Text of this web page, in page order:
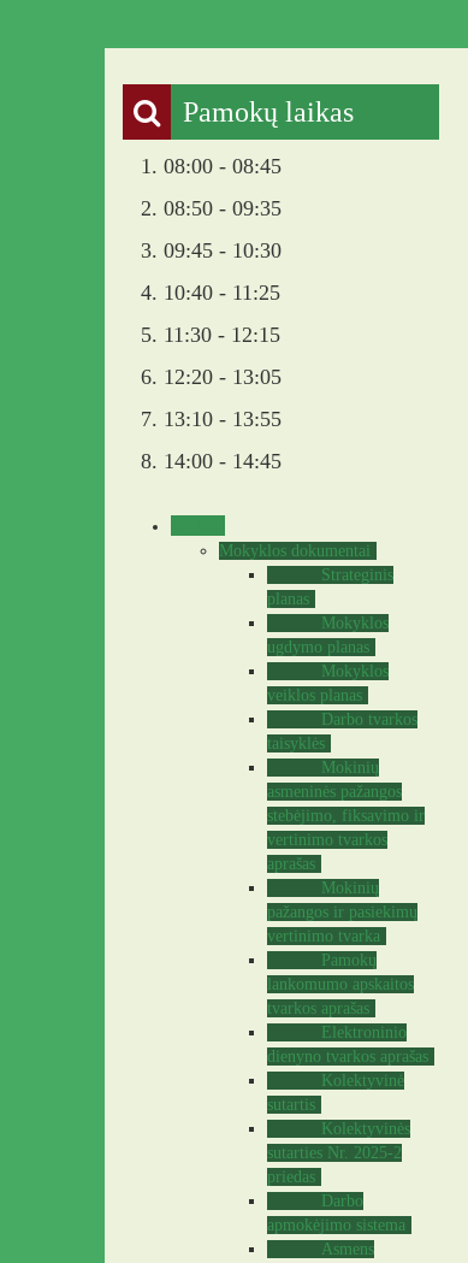
Pamokų laikas
1. 08:00 - 08:45
2. 08:50 - 09:35
3. 09:45 - 10:30
4. 10:40 - 11:25
5. 11:30 - 12:15
6. 12:20 - 13:05
7. 13:10 - 13:55
8. 14:00 - 14:45
Mokyklos dokumentai
Strateginis
planas
Mokyklos
ugdymo planas
Mokyklos
veiklos planas
Darbo tvarkos
taisyklės
Mokinių
asmeninės pažangos
stebėjimo, fiksavimo ir
vertinimo tvarkos
aprašas
Mokinių
pažangos ir pasiekimų
vertinimo tvarka
Pamokų
lankomumo apskaitos
tvarkos aprašas
Elektroninio
dienyno tvarkos aprašas
Kolektyvinė
sutartis
Kolektyvinės
sutarties Nr. 2025-2
priedas
Darbo
apmokėjimo sistema
Asmens